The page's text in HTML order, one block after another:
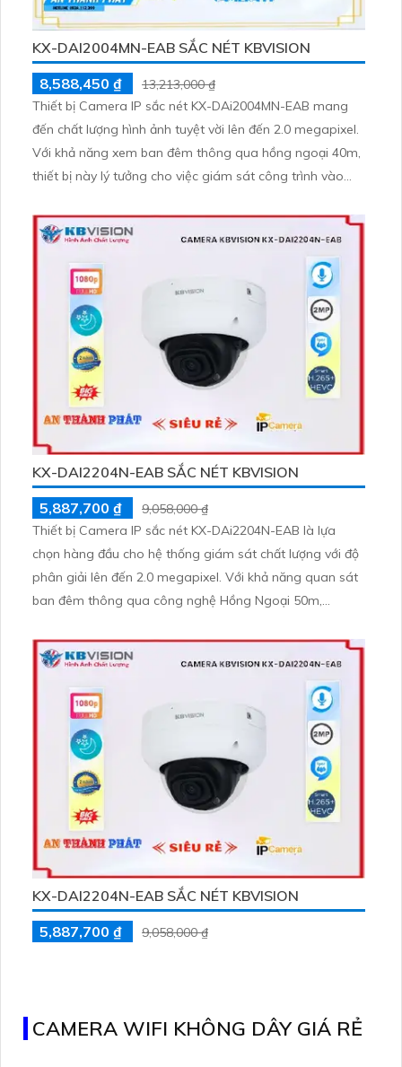
KX-DAI2004MN-EAB SẮC NÉT KBVISION
8,588,450 ₫
13,213,000 ₫
Thiết bị Camera IP sắc nét KX-DAi2004MN-EAB mang
đến chất lượng hình ảnh tuyệt vời lên đến 2.0 megapixel.
Với khả năng xem ban đêm thông qua hồng ngoại 40m,
thiết bị này lý tưởng cho việc giám sát công trình vào
Ngoại SMD không bị giảm chất lượng, mang lại hình ảnh
rõ nét
KX-DAI2204N-EAB SẮC NÉT KBVISION
5,887,700 ₫
9,058,000 ₫
Thiết bị Camera IP sắc nét KX-DAi2204N-EAB là lựa
chọn hàng đầu cho hệ thống giám sát chất lượng với độ
phân giải lên đến 2.0 megapixel. Với khả năng quan sát
ban đêm thông qua công nghệ Hồng Ngoại 50m,
cả ngày đêm. Được trang bị công nghệ IP giúp truy cập
dễ dàng từ xa mà không ảnh hưởng đến chất lượng hình
KX-DAI2204N-EAB SẮC NÉT KBVISION
5,887,700 ₫
9,058,000 ₫
CAMERA WIFI KHÔNG DÂY GIÁ RẺ